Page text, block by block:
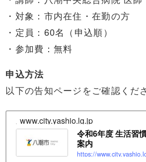
・対象：市内在住・在勤の方
・定員：60名（申込順）
・参加費：無料
申込方法
以下の告知ページをご確認くだ
www.city.yashio.lg.jp
令和6年度 生活習
案内